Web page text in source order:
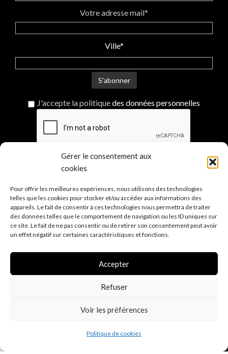
Gérer le consentement aux
cookies
Pour offrir les meilleures expériences, nous utilisons des technologies
telles que les cookies pour stocker et/ou accéder aux informations des
appareils. Le fait de consentir à ces technologies nous permettra de traiter
des données telles que le comportement de navigation ou les ID uniques sur
ce site. Le fait de ne pas consentir ou de retirer son consentement peut avoir
un effet négatif sur certaines caractéristiques et fonctions.
Accepter
Refuser
Voir les préférences
Politique de cookies
Votre adresse mail*
Ville*
J'accepte la politiquedes données personnelles
Les points de vente
Sur mesure
Mentions légales
Politique de confidentialité R.G.P.D.